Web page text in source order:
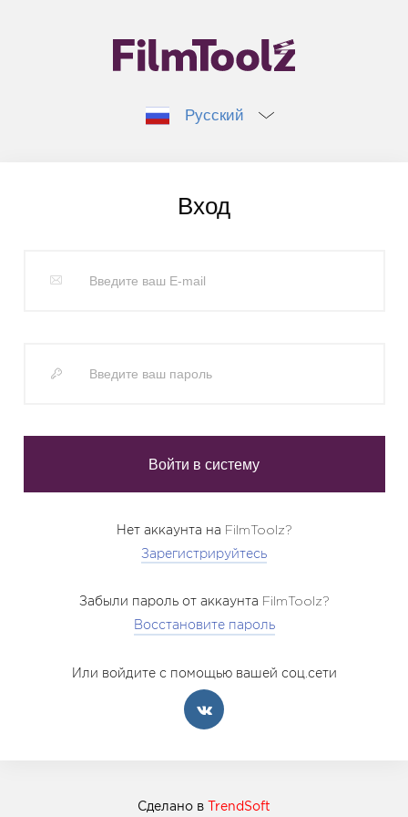
Русский
Вход
Нет аккаунта на FilmToolz?
Зарегистрируйтесь
Забыли пароль от аккаунта FilmToolz?
Восстановите пароль
Или войдите с помощью вашей соц.сети
Сделано в TrendSoft